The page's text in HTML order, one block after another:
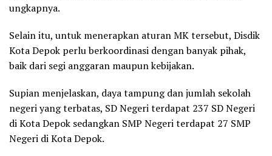
ungkapnya.
Selain itu, untuk menerapkan aturan MK tersebut, Disdik
Kota Depok perlu berkoordinasi dengan banyak pihak,
baik dari segi anggaran maupun kebijakan.
Supian menjelaskan, daya tampung dan jumlah sekolah
negeri yang terbatas, SD Negeri terdapat 237 SD Negeri
di Kota Depok sedangkan SMP Negeri terdapat 27 SMP
Negeri di Kota Depok.